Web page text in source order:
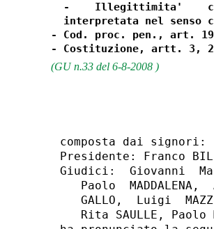
-    Illegittimita'
interpretata nel senso
- Cod. proc. pen., art.
(GU n.33 del 6-8-2008 )
composta dai signori:
Presidente: Franco
Giudici:  Giovanni
Paolo  MADDALENA,
GALLO,  Luigi
Rita SAULLE, Paolo